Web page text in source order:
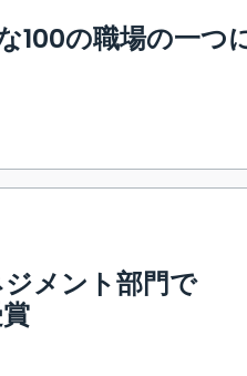
100の職場の一つ
メント部門で